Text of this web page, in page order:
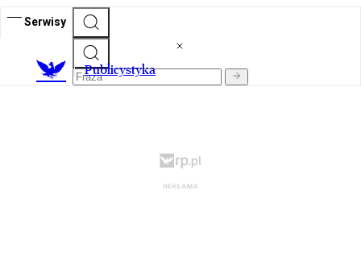
Serwisy
Publicystyka